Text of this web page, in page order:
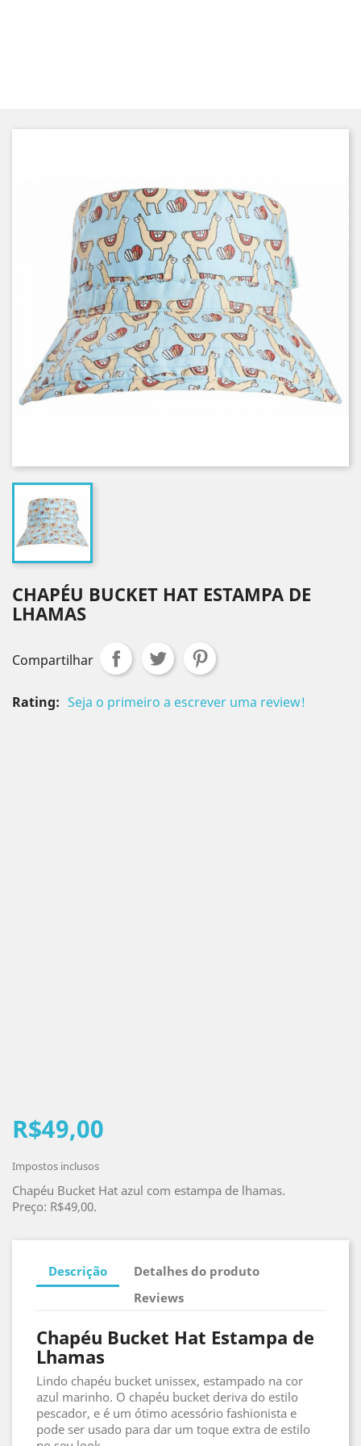
CHAPÉU BUCKET HAT ESTAMPA DE
LHAMAS
Compartilhar
Rating: Seja o primeiro a escrever uma review!
R$49,00
Impostos inclusos
Chapéu Bucket Hat azul com estampa de lhamas.
Preço: R$49,00.
Descrição
Detalhes do produto
Reviews
Chapéu Bucket Hat Estampa de
Lhamas
Lindo chapéu bucket unissex, estampado na cor
azul marinho. O chapéu bucket deriva do estilo
pescador, e é um ótimo acessório fashionista e
pode ser usado para dar um toque extra de estilo